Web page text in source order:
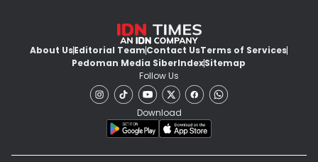
About UsEditorial TeamContact UsTerms of Services
Pedoman Media SiberIndexSitemap
Follow Us
Download